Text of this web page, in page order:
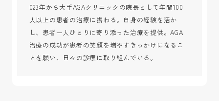
023年から大手AGAクリニックの院長として年間100
人以上の患者の治療に携わる。自身の経験を活か
し、患者一人ひとりに寄り添った治療を提供。AGA
治療の成功が患者の笑顔を増やすきっかけになるこ
とを願い、日々の診療に取り組んでいる。